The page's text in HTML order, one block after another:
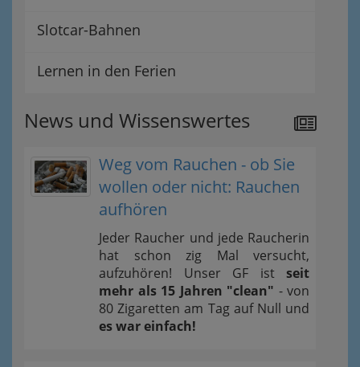
Slotcar-Bahnen
Lernen in den Ferien
News und Wissenswertes
Weg vom Rauchen - ob Sie
wollen oder nicht: Rauchen
aufhören
Jeder Raucher und jede Raucherin
hat schon zig Mal versucht,
aufzuhören! Unser GF ist seit
mehr als 15 Jahren "clean" - von
80 Zigaretten am Tag auf Null und
es war einfach!